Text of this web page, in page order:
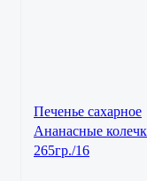
Печенье сахарное
Ананасные
265гр./16